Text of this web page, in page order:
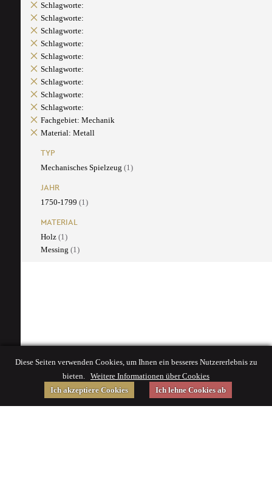
Schlagworte:
Schlagworte:
Schlagworte:
Schlagworte:
Schlagworte:
Schlagworte:
Schlagworte:
Schlagworte:
Schlagworte:
Fachgebiet: Mechanik
Material: Metall
TYP
Mechanisches Spielzeug (1)
JAHR
1750-1799 (1)
MATERIAL
Holz (1)
Messing (1)
Diese Seiten verwenden Cookies, um Ihnen ein besseres Nutzererlebnis zu
bieten. Weitere Informationen über Cookies
Ich akzeptiere Cookies
Ich lehne Cookies ab